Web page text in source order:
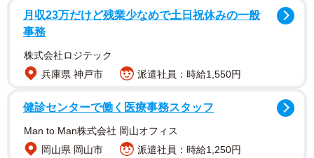
2/5
自身の結婚について、どのようなお考えをお持ちですか？（出典：結婚
相手紹介サービス「オーネット」調査）
月収23万だけど残業少なめで土日祝休みの一般
事務
株式会社ロジテック
兵庫県 神戸市
派遣社員：時給1,550円
健診センターで働く医療事務スタッフ
Man to Man株式会社 岡山オフィス
岡山県 岡山市
派遣社員：時給1,250円